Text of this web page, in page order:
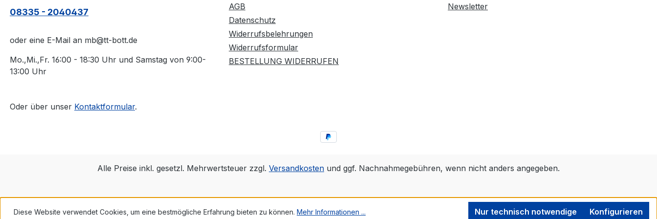
CONTACT beinhaltet
keine flüchtigen
organischen
Lösungsmittel und darf
Auftragsschwämmchen
08335 - 2040437
oder eine E-Mail an mb@tt-bott.de
Mo.,Mi.,Fr. 16:00 - 18:30 Uhr und Samstag von 9:00-
13:00 Uhr
Oder über unser Kontaktformular.
AGB
Datenschutz
Widerrufsbelehrungen
Widerrufsformular
BESTELLUNG WIDERRUFEN
Newsletter
Alle Preise inkl. gesetzl. Mehrwertsteuer zzgl. Versandkosten und ggf. Nachnahmegebühren, wenn nicht anders angegeben.
Diese Website verwendet Cookies, um eine bestmögliche Erfahrung bieten zu können. Mehr Informationen ... Nur technisch notwendige Konfigurieren